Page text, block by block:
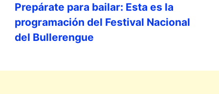
Prepárate para bailar: Esta es la
programación del Festival Nacional
del Bullerengue